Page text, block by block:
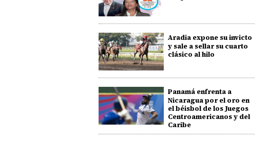
Aradia expone su invicto
y sale a sellar su cuarto
clásico al hilo
Panamá enfrenta a
Nicaragua por el oro en
el béisbol de los Juegos
Centroamericanos y del
Caribe